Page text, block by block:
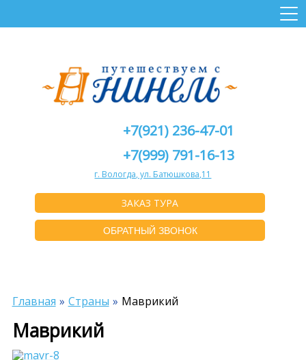
ЗАКАЗ ТУРА
ОБРАТНЫЙ ЗВОНОК
+7(921) 236-47-01
+7(999) 791-16-13
г. Вологда, ул. Батюшкова,11
Главная Страны Маврикий
Маврикий